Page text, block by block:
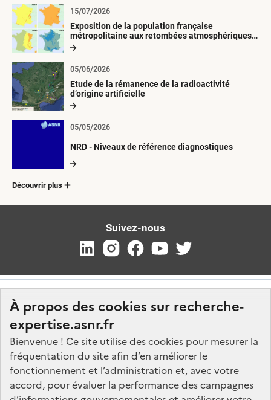
À propos des cookies sur recherche-
expertise.asnr.fr
Bienvenue ! Ce site utilise des cookies pour mesurer la
fréquentation du site afin d’en améliorer le
fonctionnement et l’administration et, avec votre
accord, pour évaluer la performance des campagnes
Exposition de la population française
métropolitaine aux retombées atmosphériques
radioactives depuis 1945
15/07/2026
Etude de la rémanence de la radioactivité
d’origine artificielle
05/06/2026
NRD - Niveaux de référence diagnostiques
05/05/2026
Découvrir plus
Suivez-nous
Nos marchés
Nos offres d'emploi